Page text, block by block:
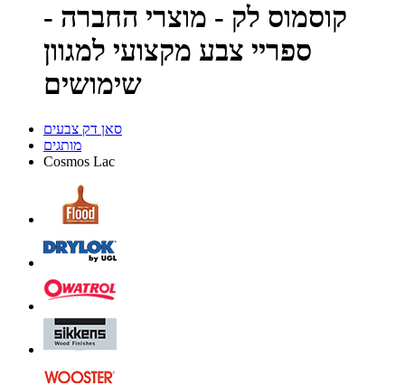
קוסמוס לק - מוצרי החברה -
ספריי צבע מקצועי למגוון
שימושים
סאן דק צבעים
מותגים
Cosmos Lac